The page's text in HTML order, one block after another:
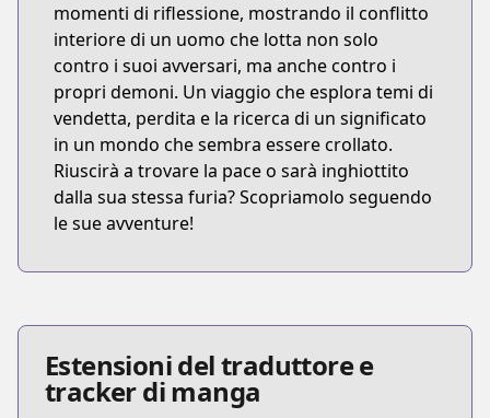
momenti di riflessione, mostrando il conflitto
interiore di un uomo che lotta non solo
contro i suoi avversari, ma anche contro i
propri demoni. Un viaggio che esplora temi di
vendetta, perdita e la ricerca di un significato
in un mondo che sembra essere crollato.
Riuscirà a trovare la pace o sarà inghiottito
dalla sua stessa furia? Scopriamolo seguendo
le sue avventure!
Estensioni del traduttore e
tracker di manga